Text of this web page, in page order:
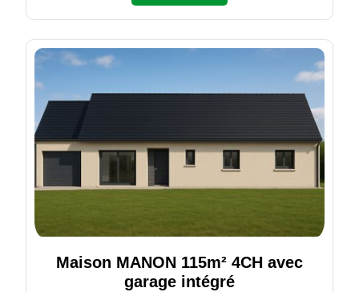
Maison MANON 115m² 4CH avec
garage intégré